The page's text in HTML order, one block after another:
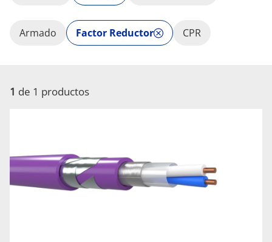
Armado Factor Reductor CPR
1 de 1 productos